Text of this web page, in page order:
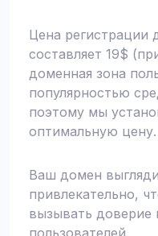
Цена регистрации
составляет 19$
доменная зона
популярностью
поэтому мы
оптимальную цену.
Ваш домен
привлекательно,
вызывать доверие
пользователей.